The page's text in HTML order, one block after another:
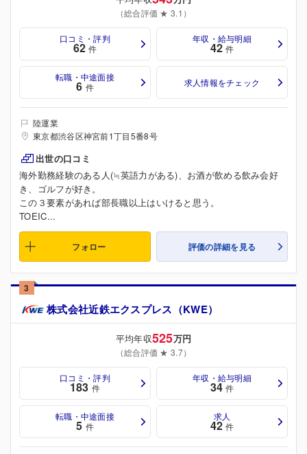
（総合評価 ★ 3.1）
口コミ・評判
62 件
年収・給与明細
42 件
転職・中途面接
6 件 求人情報をチェック
陸運業
東京都渋谷区神宮前1丁目5番8号
出世の口コミ
海外勤務経験のある人(≒英語力がある)、お酒が飲める飲み会好
き、ゴルフが好き。
この３要素があれば部長職以上はいけると思う。
TOEIC...
フォロー 評価の詳細を見る
3
株式会社近鉄エクスプレス（KWE）
平均年収525万円
（総合評価 ★ 3.7）
口コミ・評判
183 件
年収・給与明細
34 件
転職・中途面接
5 件
求人
42 件